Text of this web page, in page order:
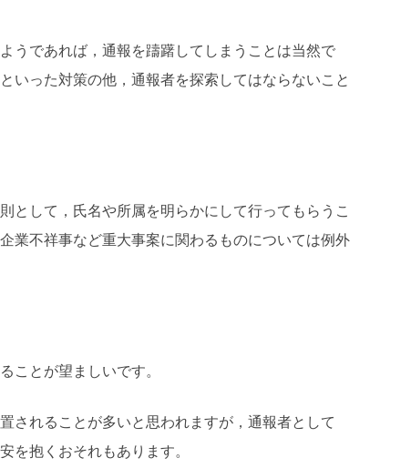
うであれば，通報を躊躇してしまうことは当然で
いった対策の他，通報者を探索してはならないこと
して，氏名や所属を明らかにして行ってもらうこ
業不祥事など重大事案に関わるものについては例外
とが望ましいです。
れることが多いと思われますが，通報者として
を抱くおそれもあります。